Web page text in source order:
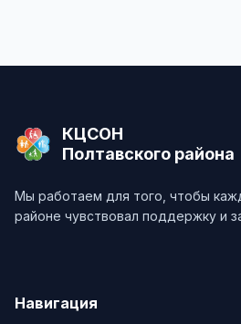
КЦСОН
Полтавского района
Мы работаем для того, чтобы
районе чувствовал поддержку и
Навигация